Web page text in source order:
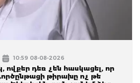
10:59 08-08-2026
ովքեր դեռ չեն հասկացել, որ
թիրախը ոչ թե